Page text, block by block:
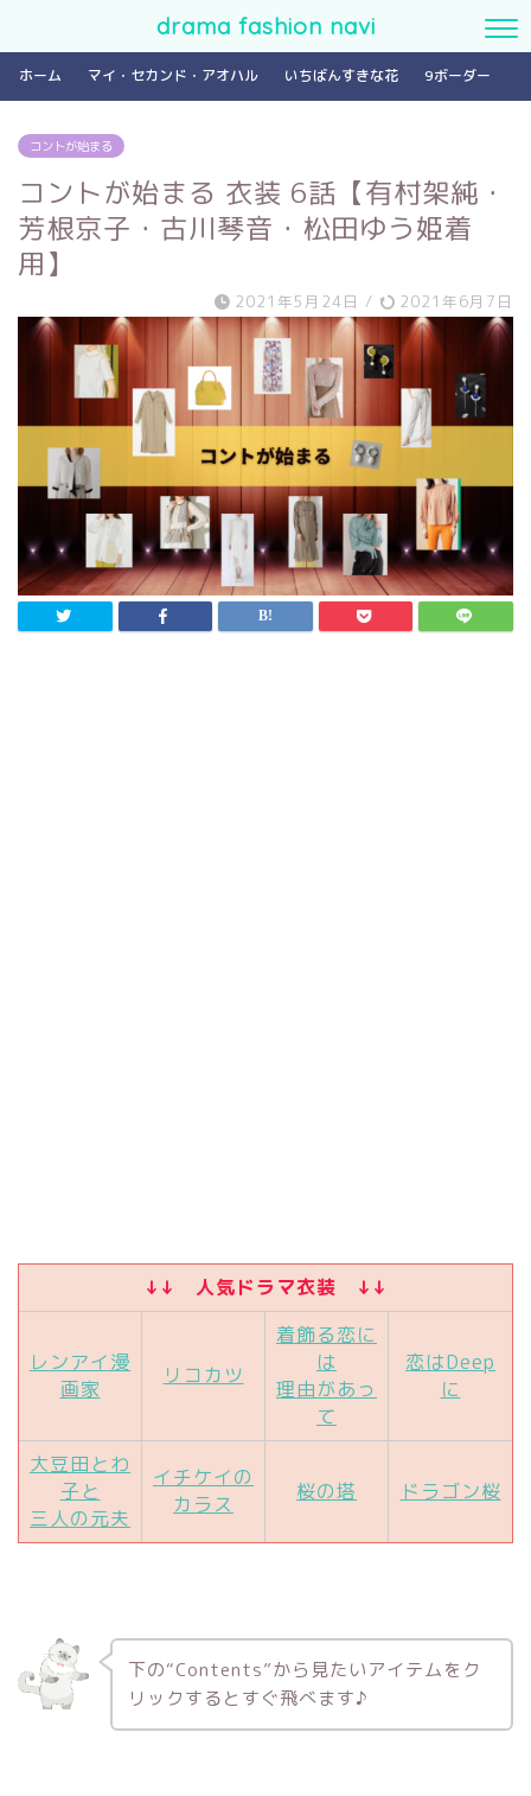
drama fashion navi
ホーム マイ・セカンド・アオハル いちばんすきな花 9ボーダー
コントが始まる
コントが始まる 衣装 6話【有村架純・
芳根京子・古川琴音・松田ゆう姫着
用】
2021年5月24日 / 2021年6月7日
↓↓ 人気ドラマ衣装 ↓↓
レンアイ漫
画家
リコカツ
着飾る恋に
は
理由があっ
て
恋はDeep
に
大豆田とわ
子と
三人の元夫
イチケイの
カラス
桜の塔 ドラゴン桜
下の“Contents”から見たいアイテムをク
リックするとすぐ飛べます♪